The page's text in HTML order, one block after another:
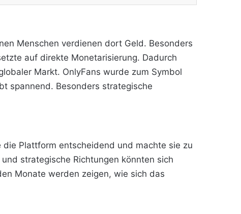
Menschen verdienen dort Geld. Besonders
auf direkte Monetarisierung. Dadurch
Markt. OnlyFans wurde zum Symbol
spannend. Besonders strategische
Plattform entscheidend und machte sie zu
strategische Richtungen könnten sich
Monate werden zeigen, wie sich das